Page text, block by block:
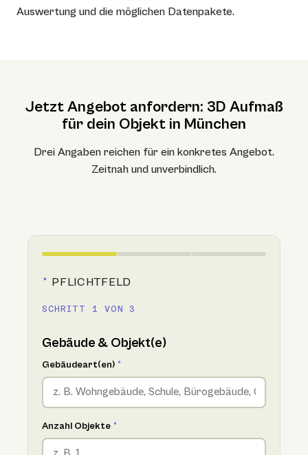
Auswertung und die möglichen Datenpakete.
Jetzt Angebot anfordern: 3D Aufmaß
für dein Objekt in München
Drei Angaben reichen für ein konkretes Angebot.
Zeitnah und unverbindlich.
* PFLICHTFELD
SCHRITT 1 VON 3
Gebäude & Objekt(e)
Gebäudeart(en) *
Anzahl Objekte *